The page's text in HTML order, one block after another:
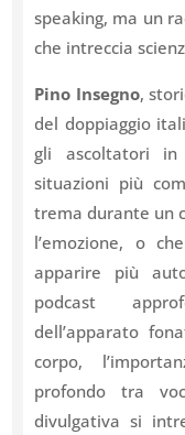
speaking, ma un
che intreccia
Pino Insegno,
del doppiaggio
gli ascoltatori
situazioni più
trema durante un
l’emozione, o
apparire più
podcast
dell’apparato
corpo,
profondo tra
divulgativa si